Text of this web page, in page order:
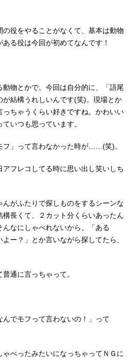
の役をやることがなくて、基本は動物
る役は今回が初めてなんです！
動物とかで。今回は自分的に、「語尾
が結構うれしいんです(笑)。現場とか
ちゃうくらい好きですね。かわいい
いつも思っています。
フ」って言わなかった時が……(笑)。
フレコしてる時に思い出し笑いしち
んがふたりで探しものをするシーンな
長くて、２カット分くらいあったん
なにしゃべれないから、「ある
ー？」とか言いながら探してたら、
普通に言っちゃって。
んでモフって言わないの！」って
ゃべったみたいになっちゃってＮＧに